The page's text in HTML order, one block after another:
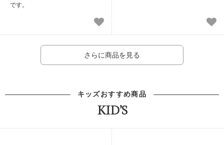
です。
さらに商品を見る
キッズおすすめ商品
KID’S